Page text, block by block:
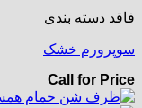
فاقد دسته بندی
سوپرورم خشک
Call for Price